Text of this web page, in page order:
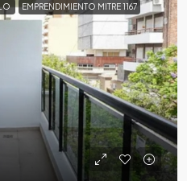
EMPRENDIMIENTO MITRE 1167